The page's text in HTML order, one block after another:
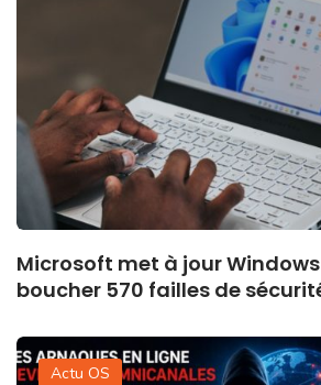
Microsoft met à jour Windows
boucher 570 failles de
Actu OS